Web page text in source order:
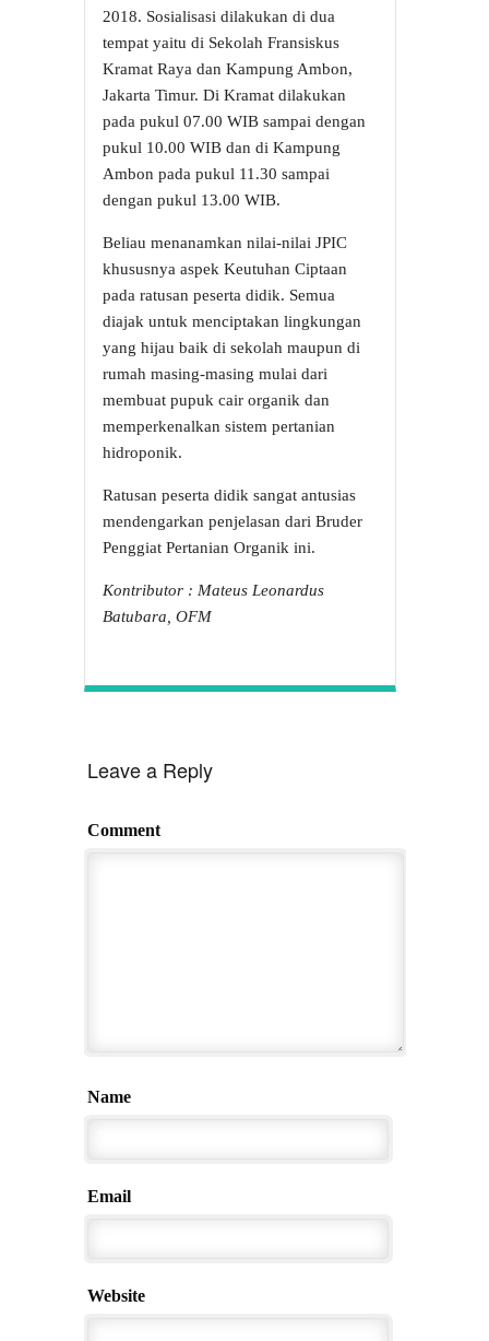
2018. Sosialisasi dilakukan di dua
tempat yaitu di Sekolah Fransiskus
Kramat Raya dan Kampung Ambon,
Jakarta Timur. Di Kramat dilakukan
pada pukul 07.00 WIB sampai dengan
pukul 10.00 WIB dan di Kampung
Ambon pada pukul 11.30 sampai
dengan pukul 13.00 WIB.
Beliau menanamkan nilai-nilai JPIC
khususnya aspek Keutuhan Ciptaan
pada ratusan peserta didik. Semua
diajak untuk menciptakan lingkungan
yang hijau baik di sekolah maupun di
rumah masing-masing mulai dari
membuat pupuk cair organik dan
memperkenalkan sistem pertanian
hidroponik.
Ratusan peserta didik sangat antusias
mendengarkan penjelasan dari Bruder
Penggiat Pertanian Organik ini.
Kontributor : Mateus Leonardus
Batubara, OFM
Leave a Reply
Comment
Name
Email
Website